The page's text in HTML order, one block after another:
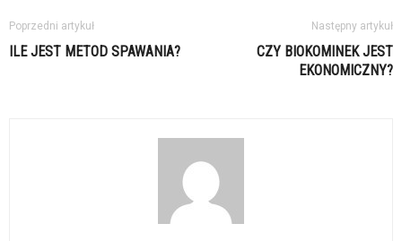
Poprzedni artykuł
ILE JEST METOD SPAWANIA?
Następny artykuł
CZY BIOKOMINEK JEST
EKONOMICZNY?